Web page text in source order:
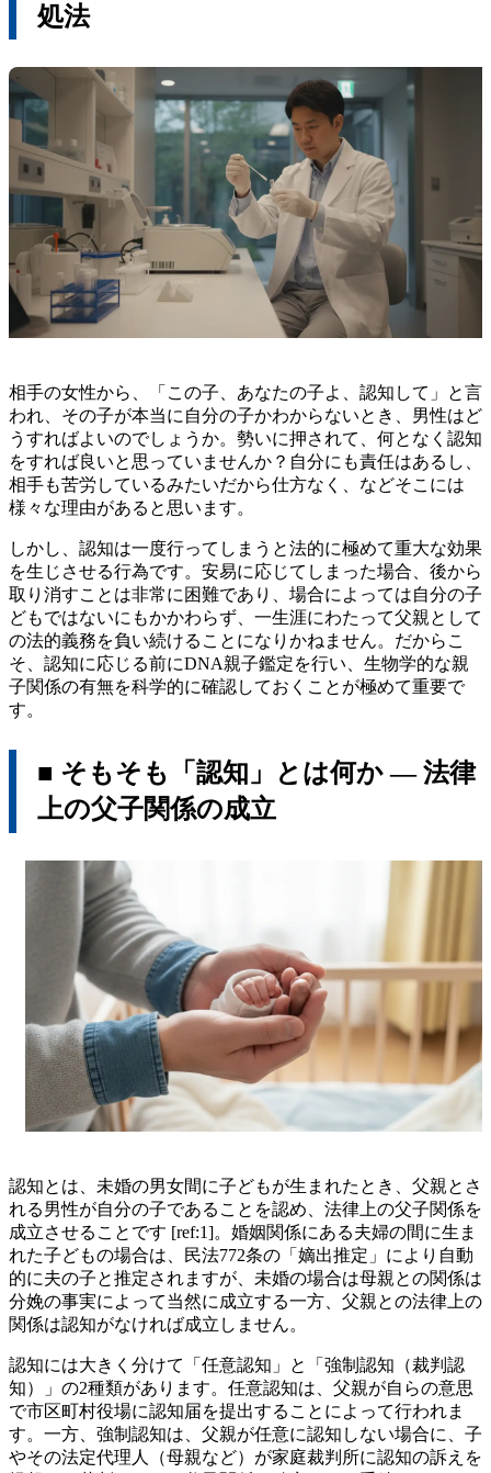
処法
相手の女性から、「この子、あなたの子よ、認知して」と言
われ、その子が本当に自分の子かわからないとき、男性はど
うすればよいのでしょうか。勢いに押されて、何となく認知
をすれば良いと思っていませんか？自分にも責任はあるし、
相手も苦労しているみたいだから仕方なく、などそこには
様々な理由があると思います。
しかし、認知は一度行ってしまうと法的に極めて重大な効果
を生じさせる行為です。安易に応じてしまった場合、後から
取り消すことは非常に困難であり、場合によっては自分の子
どもではないにもかかわらず、一生涯にわたって父親として
の法的義務を負い続けることになりかねません。だからこ
そ、認知に応じる前にDNA親子鑑定を行い、生物学的な親
子関係の有無を科学的に確認しておくことが極めて重要で
す。
■ そもそも「認知」とは何か ― 法律
上の父子関係の成立
認知とは、未婚の男女間に子どもが生まれたとき、父親とさ
れる男性が自分の子であることを認め、法律上の父子関係を
成立させることです [ref:1]。婚姻関係にある夫婦の間に生ま
れた子どもの場合は、民法772条の「嫡出推定」により自動
的に夫の子と推定されますが、未婚の場合は母親との関係は
分娩の事実によって当然に成立する一方、父親との法律上の
関係は認知がなければ成立しません。
認知には大きく分けて「任意認知」と「強制認知（裁判認
知）」の2種類があります。任意認知は、父親が自らの意思
で市区町村役場に認知届を提出することによって行われま
す。一方、強制認知は、父親が任意に認知しない場合に、子
やその法定代理人（母親など）が家庭裁判所に認知の訴えを